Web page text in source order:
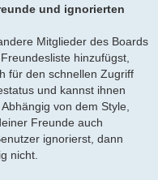
und ignorierten
Mitglieder des Boards
hinzufügst,
für den schnellen Zugriff
und kannst ihnen
von dem Style,
Freunde auch
ignorierst, dann
nicht.